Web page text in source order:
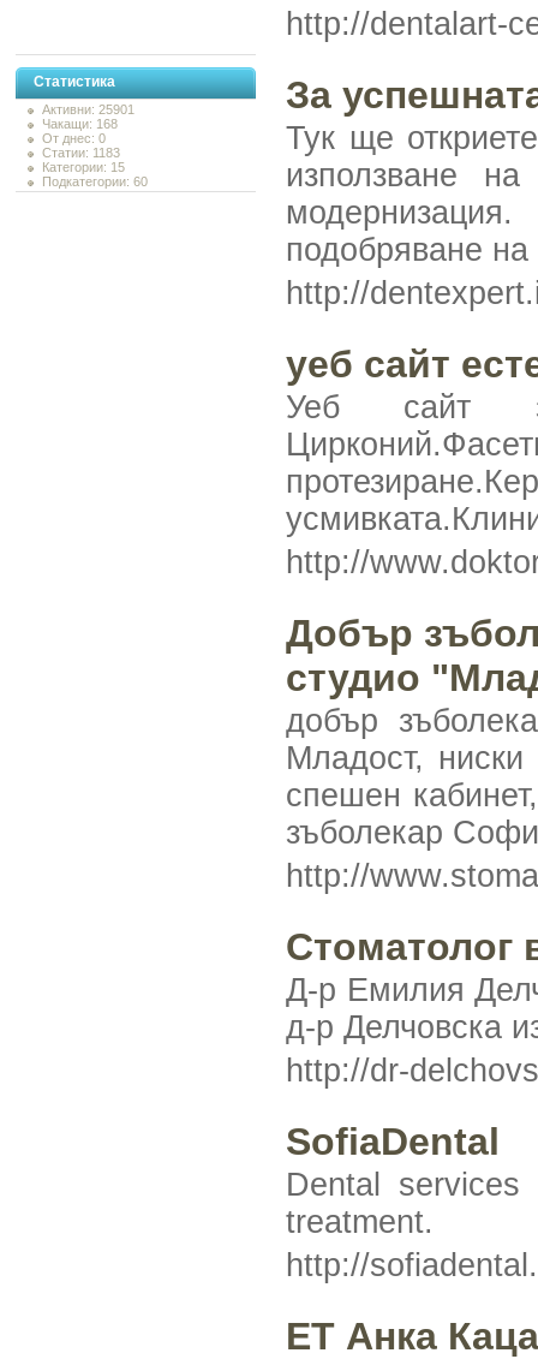
Статистика
Активни: 25901
Чакащи: 168
От днес: 0
Статии: 1183
Категории: 15
Подкатегории: 60
http://dentalart-
За
Тук ще
използване
подобряване на
http://
уеб сайт
Уеб сайт
http://
Добър
студио
добър
Младост, ниски
спешен
зъболекар
http://
Стоматолог
Д-р Емилия
д-р Делчовска
http://dr-
SofiaDental
Dental services
treatment.
http://
ЕТ Анка